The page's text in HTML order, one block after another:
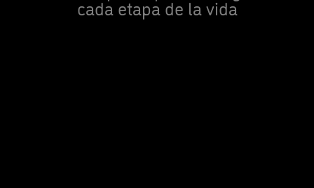
cada etapa de la vida